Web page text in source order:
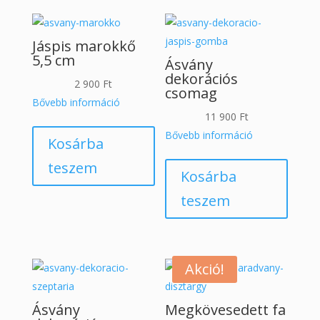
Jáspis marokkő
5,5 cm
2 900 Ft
Bővebb információ
Kosárba
teszem
Ásvány
dekorációs
csomag
11 900 Ft
Bővebb információ
Kosárba
teszem
Ásvány
Akció!
Megkövesedett fa